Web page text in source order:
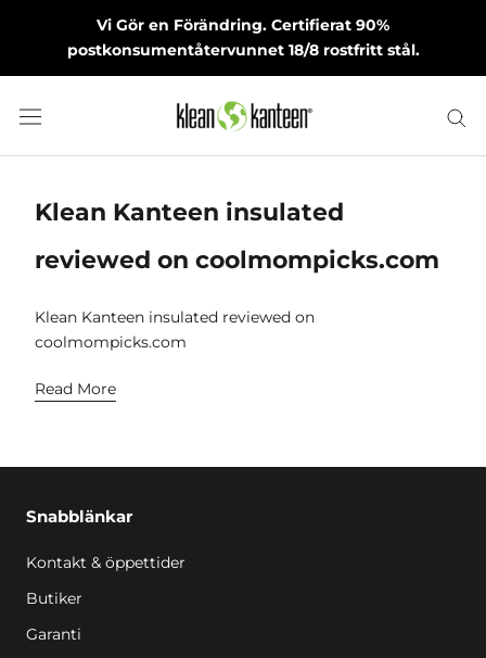
Vi Gör en Förändring. Certifierat 90%
postkonsumentåtervunnet 18/8 rostfritt stål.
Klean Kanteen insulated
reviewed on coolmompicks.com
Klean Kanteen insulated reviewed on
coolmompicks.com
Read More
Snabblänkar
Kontakt & öppettider
Butiker
Garanti